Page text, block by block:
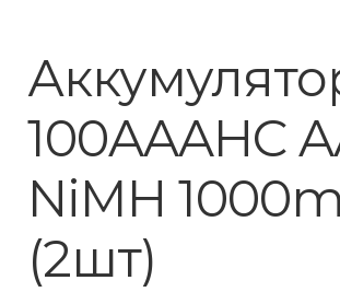
100AAAHC
NiMH
(2шт)